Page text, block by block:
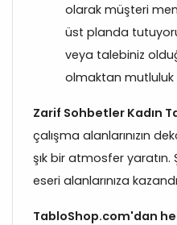
olarak müşteri
üst planda
veya talebiniz
olmaktan mutluluk
Zarif Sohbetler Kadın
çalışma alanlarınızın
şık bir atmosfer yaratın.
eseri alanlarınıza
TabloShop.com'dan